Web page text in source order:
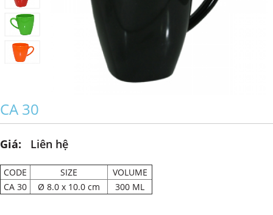
CA 30
Giá: Liên hệ
CODE SIZE
VOLUME
CA 30
Ø 8.0 x 10.0 cm 300 ML